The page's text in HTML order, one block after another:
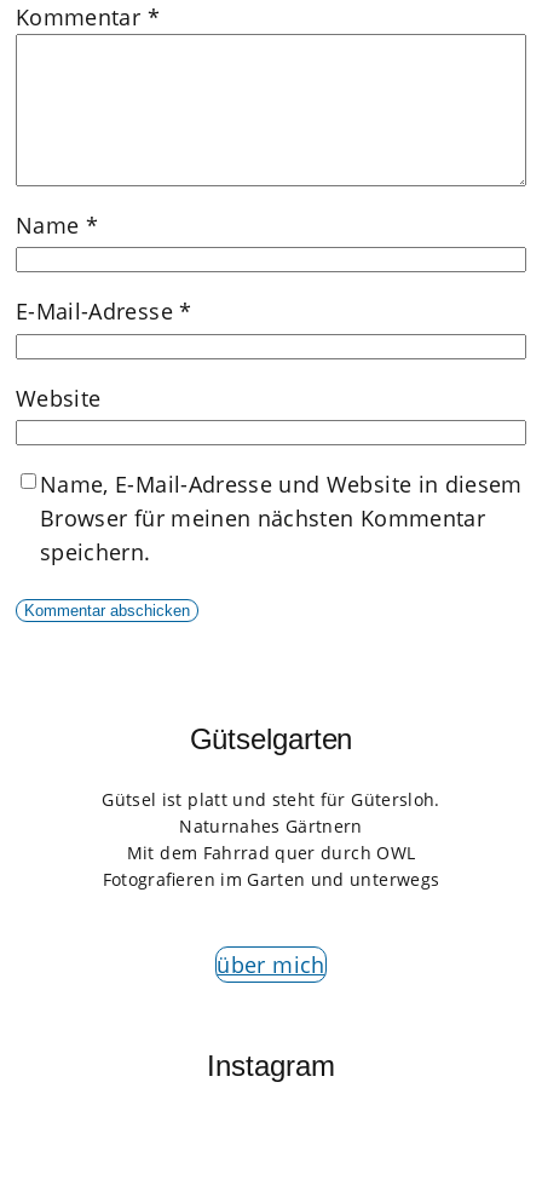
Kommentar *
Name *
E-Mail-Adresse*
Website
Name, E-Mail-Adresse und Website in diesem
Browser für meinen nächsten Kommentar
speichern.
Gütselgarten
Gütsel ist platt und steht für Gütersloh.
Naturnahes Gärtnern
Mit dem Fahrrad quer durch OWL
Fotografieren im Garten und unterwegs
über mich
Instagram